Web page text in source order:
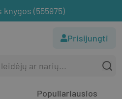
knygos (555975)
Prisijungti
Populiariausios